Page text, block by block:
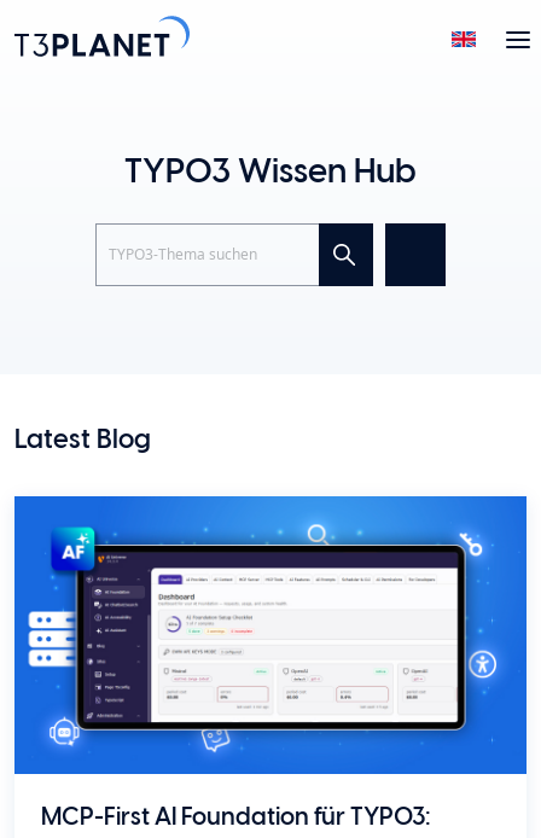
TYPO3 Wissen Hub
Search
Latest Blog
MCP-First AI Foundation für TYPO3: